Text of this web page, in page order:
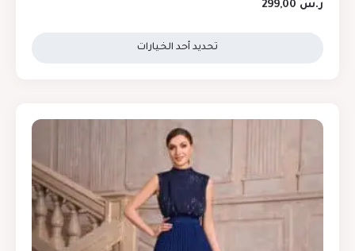
ر.س
تحديد أحد الخيارات